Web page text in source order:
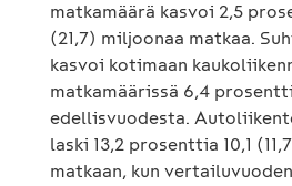
matkamäärä kasvoi 2,5
(21,7) miljoonaa matkaa.
kasvoi kotimaan
matkamäärissä 6,4
edellisvuodesta.
laski 13,2 prosenttia 10,1
matkaan, kun